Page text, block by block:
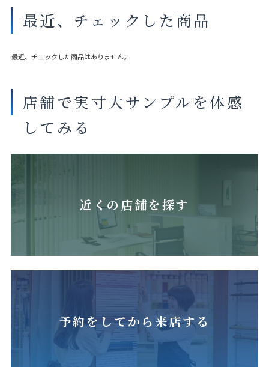
最近、チェックした商品
最近、チェックした商品はありません。
店舗で実寸大サンプルを体感
してみる
近くの店舗を探す
予約をしてから来店する